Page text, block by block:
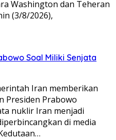
Washington dan Teheran
(3/8/2026),
Soal Miliki Senjata
Iran memberikan
Presiden Prabowo
nuklir Iran menjadi
di media